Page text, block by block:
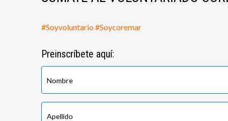
#Soyvoluntario #Soycoremar
Preinscríbete aquí: